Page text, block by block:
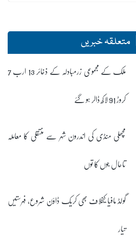
متعلقہ خبریں
ملک کے مجموعی زرمبادلہ کے ذخائر 13 ارب 7
کروڑ 91 لاکھ ڈالر ہو گئے
مچھلی منڈی کی اندرون شہر سے منتقلی کا معاملہ
تاحال جوں کا توں
گولڈ مافیا کیخلاف بھی کریک ڈاؤن شروع، فہرستیں
تیار